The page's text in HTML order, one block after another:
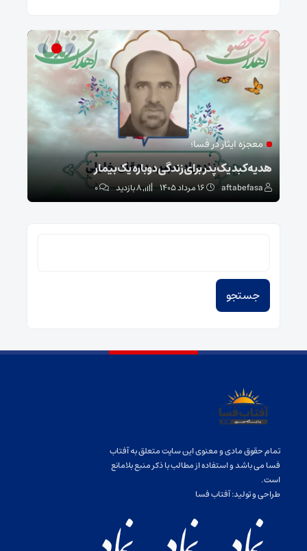
معجزه ایثار در فسا؛
هدیه کبد یک پدر برای زندگی دوباره یک بیمار
aftabefasa ۱۶ مرداد ۱۴۰۵ 8 بازدید ۰
تمام حقوق مادی و معنوی این سایت متعلق به آفتاب
فسا می باشد و استفاده از مطالب با ذکر منبع بلامانع
است.
طراحی و تولید:آفتاب فسا